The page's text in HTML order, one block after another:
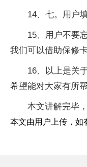
14、七。用户
15、用户不要
我们可以借助保修
16、以上是关
希望能对大家有所帮
本文讲解完毕
本文由用户上传，如